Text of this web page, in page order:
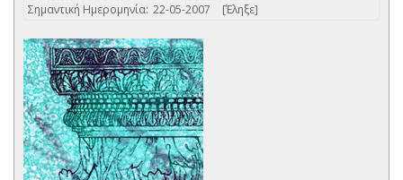
Σημαντική Ημερομηνία: 22-05-2007 [Έληξε]